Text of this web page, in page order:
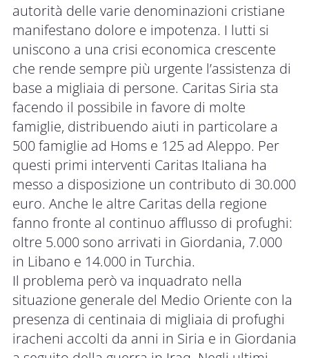
autorità delle varie denominazioni cristiane
manifestano dolore e impotenza. I lutti si
uniscono a una crisi economica crescente
che rende sempre più urgente l’assistenza di
base a migliaia di persone. Caritas Siria sta
facendo il possibile in favore di molte
famiglie, distribuendo aiuti in particolare a
500 famiglie ad Homs e 125 ad Aleppo. Per
questi primi interventi Caritas Italiana ha
messo a disposizione un contributo di 30.000
euro. Anche le altre Caritas della regione
fanno fronte al continuo afflusso di profughi:
oltre 5.000 sono arrivati in Giordania, 7.000
in Libano e 14.000 in Turchia.
Il problema però va inquadrato nella
situazione generale del Medio Oriente con la
presenza di centinaia di migliaia di profughi
iracheni accolti da anni in Siria e in Giordania